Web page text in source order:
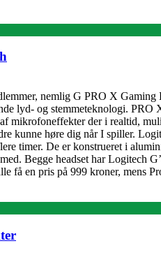
nemlig G PRO X
lyd- og stemmeteknologi.
mikrofoneffekter der i realtid,
kunne høre dig når I spiller.
timer. De er konstrueret i
Begge headset har Logitech
få en pris på 999 kroner, mens